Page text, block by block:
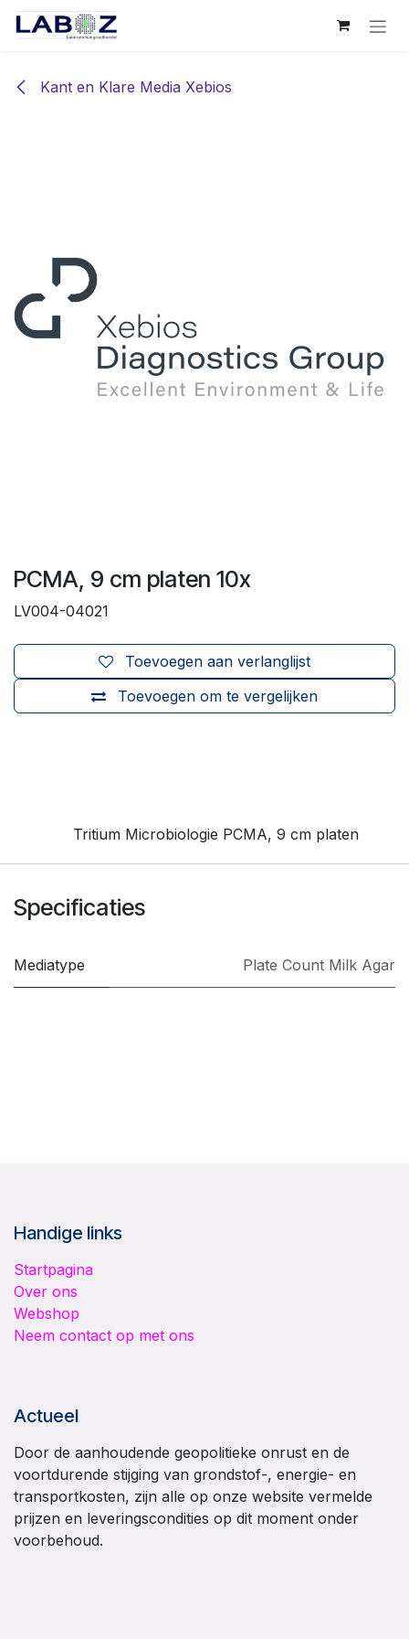
Overslaan naar inhoud
Kant en Klare Media Xebios
PCMA, 9 cm platen 10x
LV004-04021
Toevoegen om te vergelijken
Toevoegen aan verlanglijst
Tritium Microbiologie PCMA, 9 cm platen
Specificaties
Mediatype Plate Count Milk Agar
Handige links
Startpagina
Over ons
Webshop
Neem contact op met ons
Actueel
Door de aanhoudende geopolitieke onrust en de
voortdurende stijging van grondstof-, energie- en
transportkosten, zijn alle op onze website vermelde
prijzen en leveringscondities op dit moment onder
voorbehoud.